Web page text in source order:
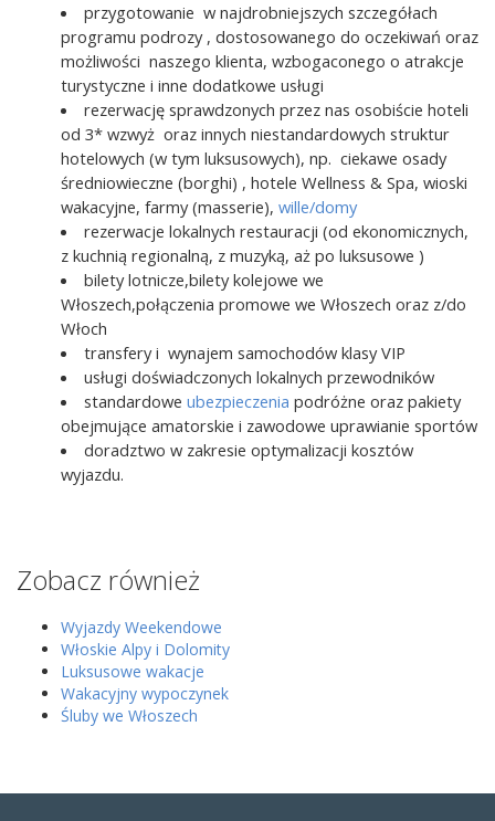
przygotowanie w najdrobniejszych szczegółach
programu podrozy , dostosowanego do oczekiwań oraz
możliwości naszego klienta, wzbogaconego o atrakcje
turystyczne i inne dodatkowe usługi
rezerwację sprawdzonych przez nas osobiście hoteli
od 3* wzwyż oraz innych niestandardowych struktur
hotelowych (w tym luksusowych), np. ciekawe osady
średniowieczne (borghi) , hotele Wellness & Spa, wioski
wakacyjne, farmy (masserie), wille/domy
rezerwacje lokalnych restauracji (od ekonomicznych,
z kuchnią regionalną, z muzyką, aż po luksusowe )
bilety lotnicze,bilety kolejowe we
Włoszech,połączenia promowe we Włoszech oraz z/do
Włoch
transfery i wynajem samochodów klasy VIP
usługi doświadczonych lokalnych przewodników
standardowe ubezpieczenia podróżne oraz pakiety
obejmujące amatorskie i zawodowe uprawianie sportów
doradztwo w zakresie optymalizacji kosztów
wyjazdu.
Zobacz również
Wyjazdy Weekendowe
Włoskie Alpy i Dolomity
Luksusowe wakacje
Wakacyjny wypoczynek
Śluby we Włoszech